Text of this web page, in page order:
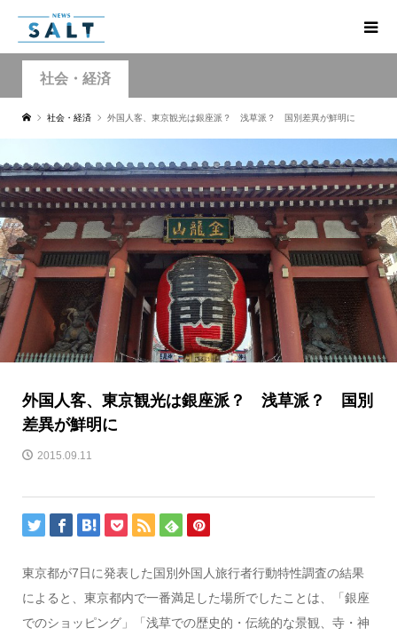
社会・経済
社会・経済 外国人客、東京観光は銀座派？ 浅草派？ 国別差異が鮮明に
外国人客、東京観光は銀座派？ 浅草派？ 国別
差異が鮮明に
2015.09.11
東京都が7日に発表した国別外国人旅行者行動特性調査の結果
によると、東京都内で一番満足した場所でしたことは、「銀座
でのショッピング」「浅草での歴史的・伝統的な景観、寺・神